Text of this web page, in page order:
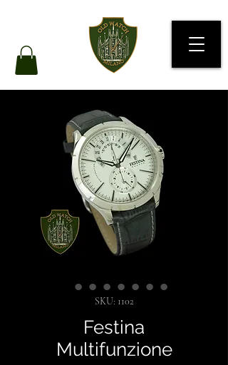
SKU: 1102
Festina
Multifunzione